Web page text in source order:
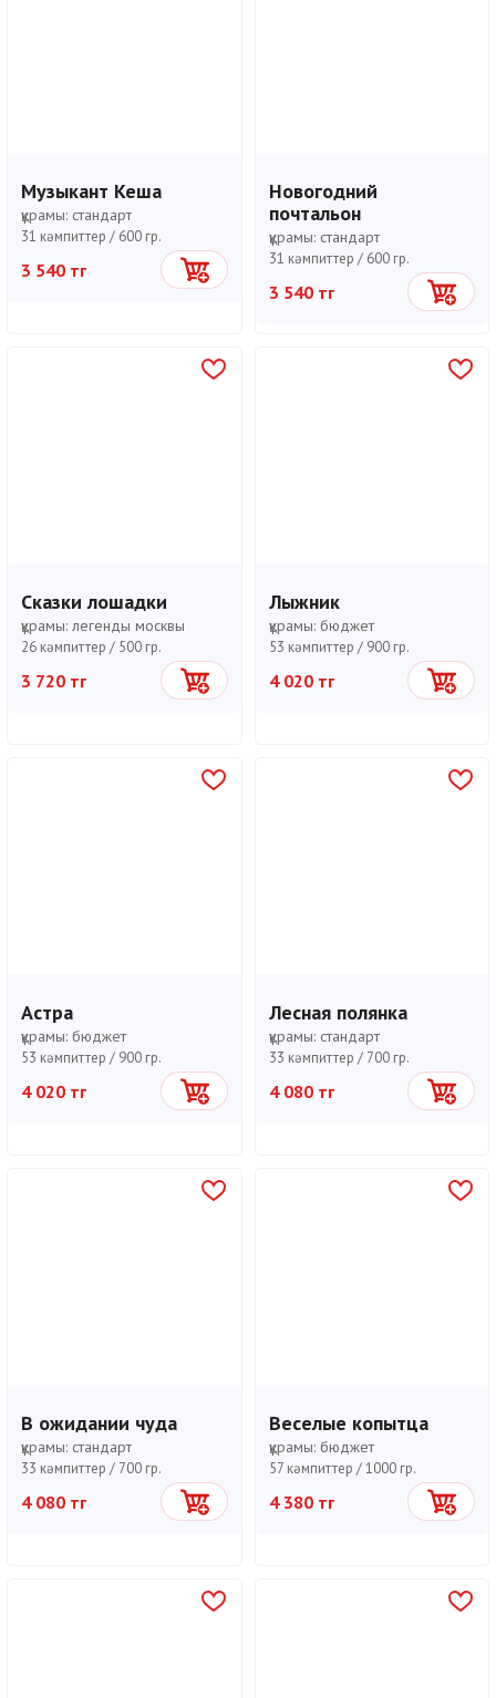
Музыкант Кеша
құрамы: стандарт
31 кәмпиттер / 600 гр.
3 540 тг Себетке
Новогодний
почтальон
құрамы: стандарт
31 кәмпиттер / 600 гр.
3 540 тг Себетке
Сказки лошадки
құрамы: легенды москвы
26 кәмпиттер / 500 гр.
3 720 тг Себетке
Лыжник
құрамы: бюджет
53 кәмпиттер / 900 гр.
4 020 тг Себетке
Астра
құрамы: бюджет
53 кәмпиттер / 900 гр.
4 020 тг Себетке
Лесная полянка
құрамы: стандарт
33 кәмпиттер / 700 гр.
4 080 тг Себетке
В ожидании чуда
құрамы: стандарт
33 кәмпиттер / 700 гр.
4 080 тг Себетке
Веселые копытца
құрамы: бюджет
57 кәмпиттер /1000 гр.
4 380 тг Себетке